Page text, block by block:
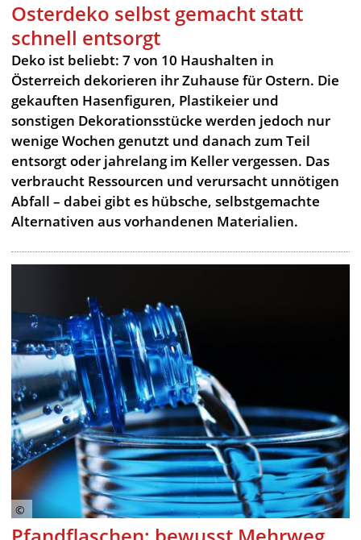
Osterdeko selbst gemacht statt
schnell entsorgt
Deko ist beliebt: 7 von 10 Haushalten in
Österreich dekorieren ihr Zuhause für Ostern. Die
gekauften Hasenfiguren, Plastikeier und
sonstigen Dekorationsstücke werden jedoch nur
wenige Wochen genutzt und danach zum Teil
entsorgt oder jahrelang im Keller vergessen. Das
verbraucht Ressourcen und verursacht unnötigen
Abfall – dabei gibt es hübsche, selbstgemachte
Alternativen aus vorhandenen Materialien.